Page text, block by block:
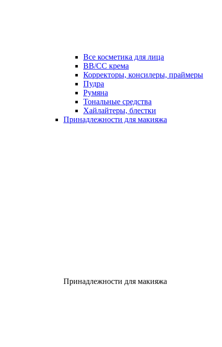
Все косметика для лица
ВВ/СС крема
Корректоры, консилеры, праймеры
Пудра
Румяна
Тональные средства
Хайлайтеры, блестки
Принадлежности для макияжа
Принадлежности для макияжа